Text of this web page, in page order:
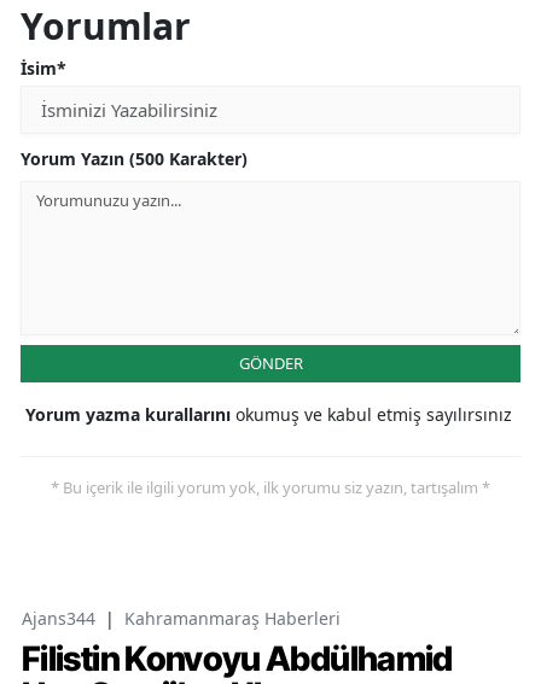
Yorumlar
İsim*
Yorum Yazın (500 Karakter)
GÖNDER
Yorum yazma kurallarını okumuş ve kabul etmiş sayılırsınız
* Bu içerik ile ilgili yorum yok, ilk yorumu siz yazın, tartışalım *
Ajans344 | Kahramanmaraş Haberleri
Filistin Konvoyu Abdülhamid